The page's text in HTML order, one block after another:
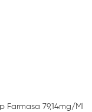
79,14mg/Ml